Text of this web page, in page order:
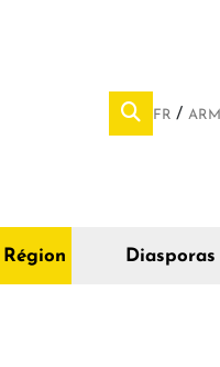
FR ARM
Région Diasporas